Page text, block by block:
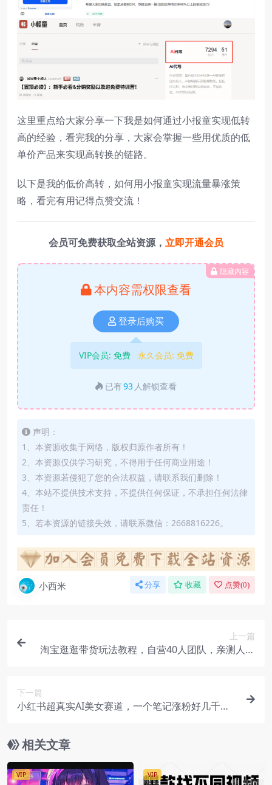
这里重点给大家分享一下我是如何通过小报童实现低转
高的经验，看完我的分享，大家会掌握一些用优质的低
单价产品来实现高转换的链路。
以下是我的低价高转，如何用小报童实现流量暴涨策
略，看完有用记得点赞交流！
会员可免费获取全站资源， 立即开通会员
隐藏内容
本内容需权限查看
登录后购买
VIP会员: 免费 永久会员: 免费
已有93 人解锁查看
声明：
1、本资源收集于网络，版权归原作者所有！
2、本资源仅供学习研究，不得用于任何商业用途！
3、本资源若侵犯了您的合法权益，请联系我们删除！
4、本站不提供技术支持，不提供任何保证，不承担任何法律
责任！
5、若本资源的链接失效，请联系微信：2668816226。
小西米 分享 收藏 点赞(0)
上一篇
淘宝逛逛带货玩法教程，自营40人团队，亲测人均
下一篇
小红书超真实AI美女赛道，一个笔记涨粉好几千，
相关文章
VIP VIP